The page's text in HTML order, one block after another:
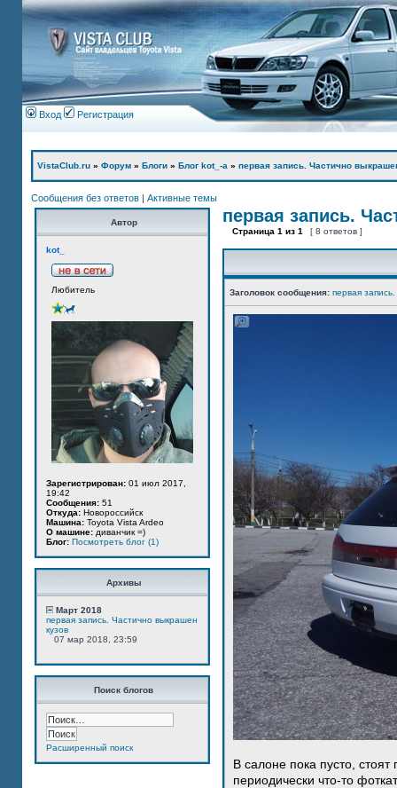
Вход Регистрация
VistaClub.ru » Форум » Блоги » Блог kot_-а » первая запись. Частично
Сообщения без ответов | Активные темы
Автор
kot_
Любитель
Зарегистрирован: 01 июл 2017,
19:42
Сообщения: 51
Откуда: Новороссийск
Машина: Toyota Vista Ardeo
О машине: диванчик =)
Блог: Посмотреть блог (1)
Архивы
Март 2018
первая запись. Частично выкрашен
кузов
07 мар 2018, 23:59
Поиск блогов
Расширенный поиск
первая запись.
Страница 1 из 1 [ 8 ответов ]
Заголовок сообщения: первая
В салоне пока пусто,
периодически что-то